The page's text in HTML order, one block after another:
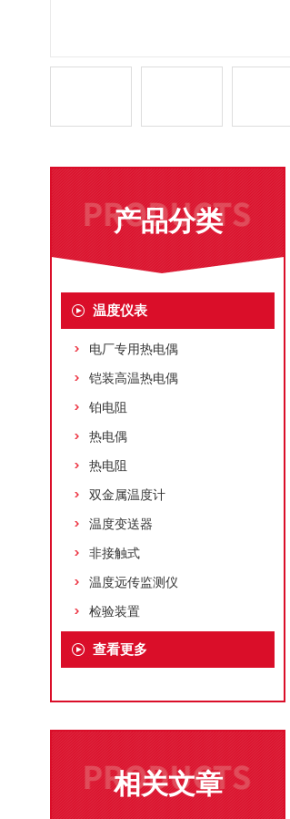
产品分类
温度仪表
电厂专用热电偶
铠装高温热电偶
铂电阻
热电偶
热电阻
双金属温度计
温度变送器
非接触式
温度远传监测仪
检验装置
查看更多
相关文章